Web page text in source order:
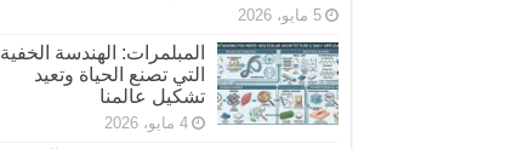
5 مايو، 2026
المبلمرات: الهندسة الخفية
التي تصنع الحياة وتعيد
تشكيل عالمنا
4 مايو، 2026